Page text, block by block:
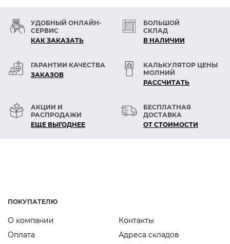
УДОБНЫЙ ОНЛАЙН-
СЕРВИС
КАК ЗАКАЗАТЬ
БОЛЬШОЙ
СКЛАД
В НАЛИЧИИ
ГАРАНТИИ КАЧЕСТВА
ЗАКАЗОВ
КАЛЬКУЛЯТОР ЦЕНЫ
МОЛНИЙ
РАСCЧИТАТЬ
АКЦИИ И
РАСПРОДАЖИ
ЕЩЕ ВЫГОДНЕЕ
БЕСПЛАТНАЯ
ДОСТАВКА
ОТ СТОИМОСТИ
ПОКУПАТЕЛЮ
О компании
Оплата
Контакты
Адреса складов